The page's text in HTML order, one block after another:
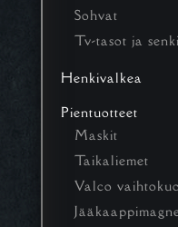
Sohvat
Tv-tasot ja
Henkivalkea
Pientuotteet
Maskit
Taikaliemet
Valco